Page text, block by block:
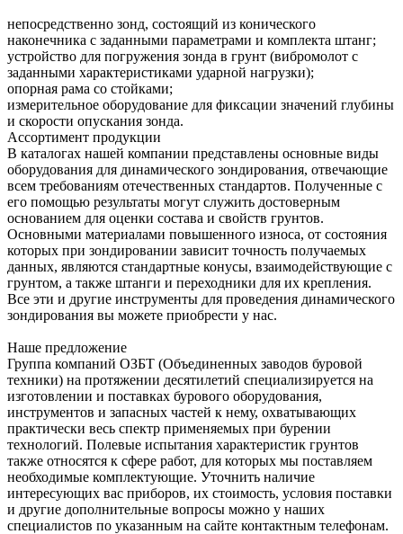
непосредственно зонд, состоящий из конического
наконечника с заданными параметрами и комплекта штанг;
устройство для погружения зонда в грунт (вибромолот с
заданными характеристиками ударной нагрузки);
опорная рама со стойками;
измерительное оборудование для фиксации значений глубины
и скорости опускания зонда.
Ассортимент продукции
В каталогах нашей компании представлены основные виды
оборудования для динамического зондирования, отвечающие
всем требованиям отечественных стандартов. Полученные с
его помощью результаты могут служить достоверным
основанием для оценки состава и свойств грунтов.
Основными материалами повышенного износа, от состояния
которых при зондировании зависит точность получаемых
данных, являются стандартные конусы, взаимодействующие с
грунтом, а также штанги и переходники для их крепления.
Все эти и другие инструменты для проведения динамического
зондирования вы можете приобрести у нас.
Наше предложение
Группа компаний ОЗБТ (Объединенных заводов буровой
техники) на протяжении десятилетий специализируется на
изготовлении и поставках бурового оборудования,
инструментов и запасных частей к нему, охватывающих
практически весь спектр применяемых при бурении
технологий. Полевые испытания характеристик грунтов
также относятся к сфере работ, для которых мы поставляем
необходимые комплектующие. Уточнить наличие
интересующих вас приборов, их стоимость, условия поставки
и другие дополнительные вопросы можно у наших
специалистов по указанным на сайте контактным телефонам.